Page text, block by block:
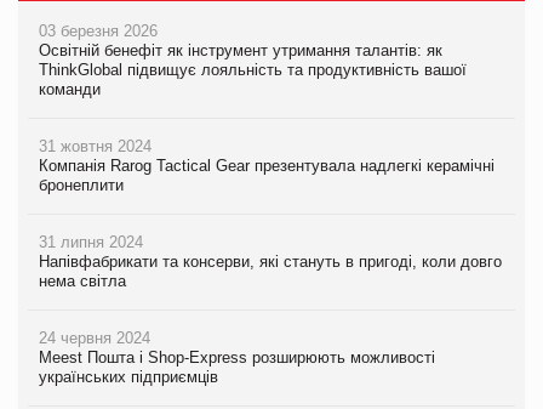
03 березня 2026
Освітній бенефіт як інструмент утримання талантів: як
ThinkGlobal підвищує лояльність та продуктивність вашої
команди
31 жовтня 2024
Компанія Rarog Tactical Gear презентувала надлегкі керамічні
бронеплити
31 липня 2024
Напівфабрикати та консерви, які стануть в пригоді, коли довго
нема світла
24 червня 2024
Meest Пошта і Shop-Express розширюють можливості
українських підприємців